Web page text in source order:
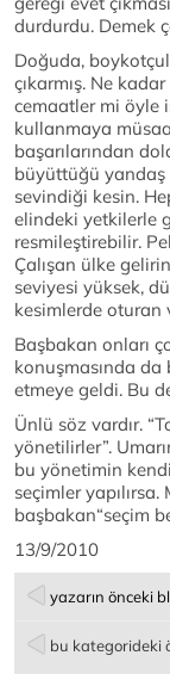
durdurdu. Demek
Doğuda,
çıkarmış. Ne
cemaatler mi öyle
kullanmaya
başarılarından
büyüttüğü yandaş
sevindiği kesin.
elindeki yetkilerle
resmileştirebilir.
Çalışan ülke
seviyesi yüksek,
kesimlerde oturan
Başbakan onları
konuşmasında da
etmeye geldi. Bu
Ünlü söz vardır.
yönetilirler”.
bu yönetimin
seçimler
başbakan“seçim
13/9/2010
yazarın önceki
bu kategorideki